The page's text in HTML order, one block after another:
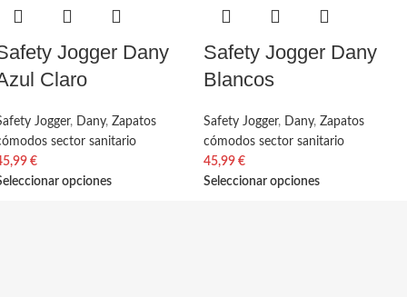
Jogger Dany
Claro
Jogger, Dany, Zapatos
sector sanitario
€
opciones
Safety Jogger Dany
Blancos
Safety Jogger, Dany, Zapatos
cómodos sector sanitario
45,99 €
Seleccionar opciones